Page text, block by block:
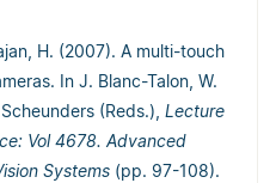
H. (2007). A multi-touch
In J. Blanc-Talon, W.
(Reds.), Lecture
Vol 4678. Advanced
Systems (pp. 97-108).